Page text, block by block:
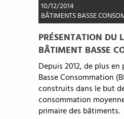
10/12/2014
BÂTIMENTS BASSE
PRÉSENTATION DU
BÂTIMENT BASSE
Depuis 2012, de plus
Basse Consommation
construits dans le but
consommation
primaire des bâtiments.